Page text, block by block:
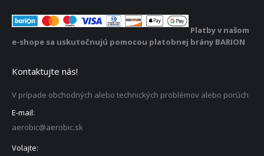
Platby v našom
e-shope sa uskutočnujú pomocou platobnej brány BARION
Kontaktujte nás!
V prípade obchodných alebo technických problémov alebo porúch
E-mail:
aerobic@aerobic.sk
Volajte: